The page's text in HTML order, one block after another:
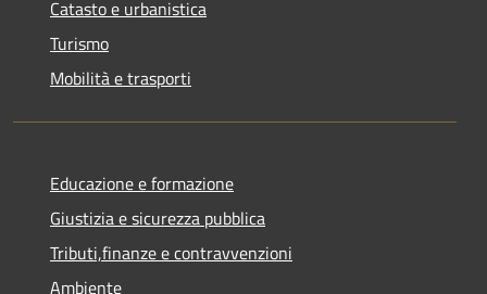
Catasto e urbanistica
Turismo
Mobilità e trasporti
Educazione e formazione
Giustizia e sicurezza pubblica
Tributi,finanze e contravvenzioni
Ambiente